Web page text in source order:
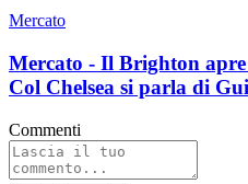
Mercato
Mercato - Il Brighton
Col Chelsea si parla di
Commenti